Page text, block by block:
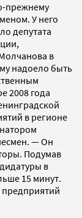
прежнему
У него
депутата
в
надоело быть
2008 года
в регионе
— Он
Подумав
в
15 минут.